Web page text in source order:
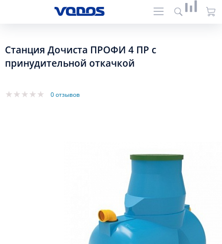
Станция Дочиста ПРОФИ 4 ПР с
принудительной откачкой
0 отзывов